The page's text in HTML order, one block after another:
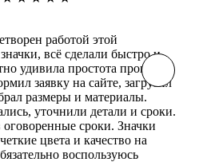
работой этой
всё сделали быстро и
удивила простота процесса
заявку на сайте, загрузил
размеры и материалы.
уточнили детали и сроки.
сроки. Значки
цвета и качество на
воспользуюсь